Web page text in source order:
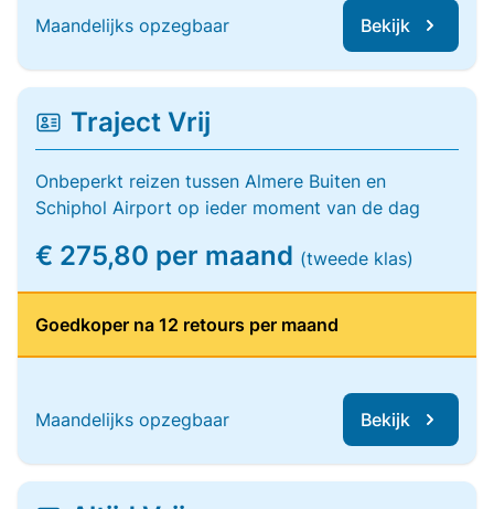
Maandelijks opzegbaar Bekijk
Traject Vrij
Onbeperkt reizen tussen Almere Buiten en
Schiphol Airport op ieder moment van de dag
€ 275,80 per maand (tweede klas)
Goedkoper na 12 retours per maand
Maandelijks opzegbaar Bekijk